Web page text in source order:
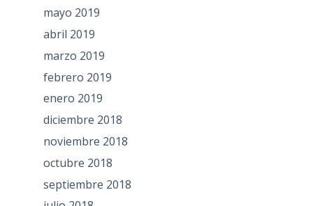
mayo 2019
abril 2019
marzo 2019
febrero 2019
enero 2019
diciembre 2018
noviembre 2018
octubre 2018
septiembre 2018